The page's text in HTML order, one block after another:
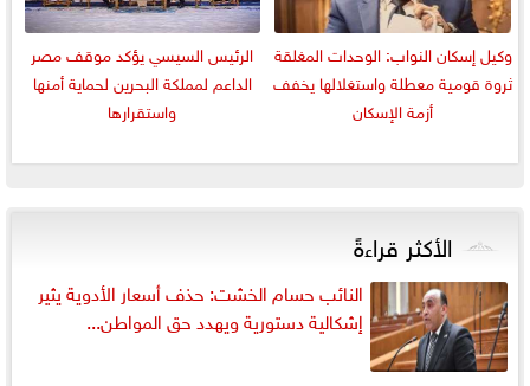
وكيل إسكان النواب: الوحدات المغلقة
ثروة قومية معطلة واستغلالها يخفف
أزمة الإسكان
الرئيس السيسي يؤكد موقف مصر
الداعم لمملكة البحرين لحماية أمنها
واستقرارها
الأكثر قراءةً
النائب حسام الخشت: حذف أسعار الأدوية يثير
إشكالية دستورية ويهدد حق المواطن...